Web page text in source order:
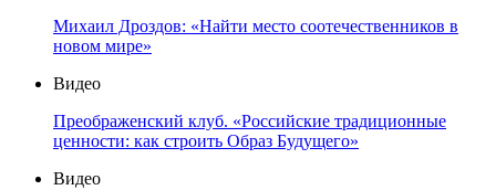
Михаил Дроздов: «Найти место соотечественников в
новом мире»
Видео
Преображенский клуб. «Российские традиционные
ценности: как строить Образ Будущего»
Видео